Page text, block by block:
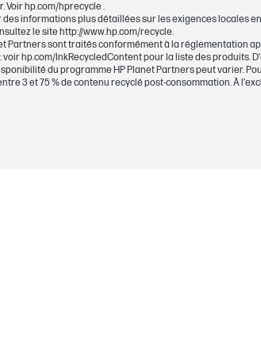
114,7 x 45 x 100 mm
114,7 x 45 x 100 mm
Voir hp.com/hprecycle .
informations plus détaillées sur les exigences locales
le site http://www.hp.com/recycle.
Partners sont traités conformément à la réglementation
hp.com/InkRecycledContent pour la liste des produits.
du programme HP Planet Partners peut varier.
3 et 75 % de contenu recyclé post-consommation. À